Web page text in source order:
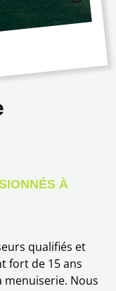
À
qualifiés et
fort de 15 ans
menuiserie. Nous